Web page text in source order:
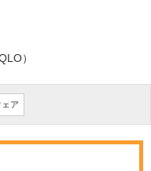
）
ェア